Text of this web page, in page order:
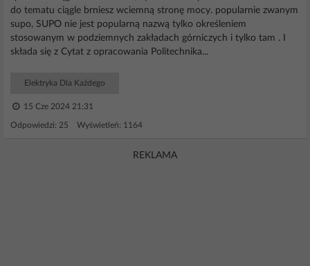
do tematu ciągle brniesz wciemną stronę mocy. popularnie zwanym
supo, SUPO nie jest popularną nazwą tylko określeniem
stosowanym w podziemnych zakładach górniczych i tylko tam . I
składa się z Cytat z opracowania Politechnika...
Elektryka Dla Każdego
15 Cze 2024 21:31
Odpowiedzi: 25 Wyświetleń: 1164
REKLAMA